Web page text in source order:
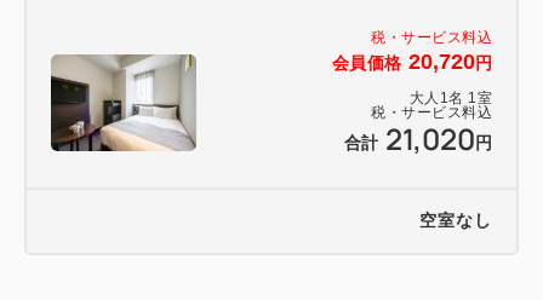
税・サービス料込
会員価格 20,720円
大人 1 名 1 室
税・サービス料込
合計 21,020 円
空室なし